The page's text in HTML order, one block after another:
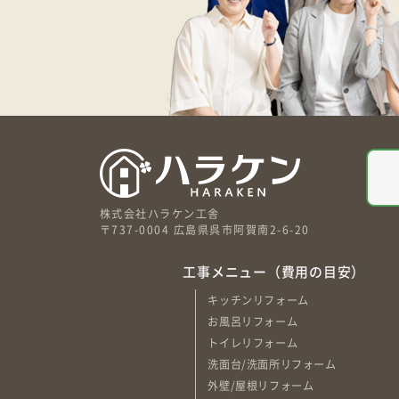
株式会社ハラケン工舎
〒737-0004 広島県呉市阿賀南2-6-20
工事メニュー（費用の目安）
キッチンリフォーム
お風呂リフォーム
トイレリフォーム
洗面台/洗面所リフォーム
外壁/屋根リフォーム